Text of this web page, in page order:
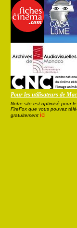
Pour les utilisateurs de Mac
Notre site est optimisé pour
FireFox que vous pouvez
gratuitement ici